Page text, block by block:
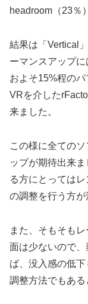
headroom（23％）
結果は「Vertical
ーマンスアップ
およそ15%程の
VRを介した
来ました。
この様に全ての
ップが期待出来
る方にとっては
の調整を行う方が
また、そもそも
面は少ないので
ば、没入感の低
調整方法でもある